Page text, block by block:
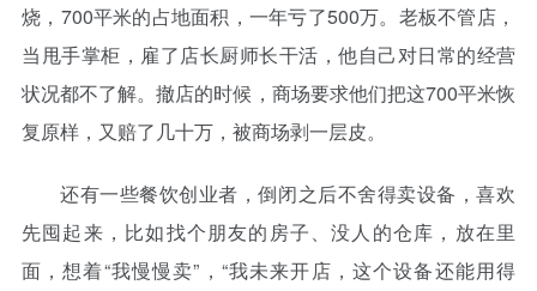
烧，700平米的占地面积，一年亏了500万。老板不管店，
当甩手掌柜，雇了店长厨师长干活，他自己对日常的经营
状况都不了解。撤店的时候，商场要求他们把这700平米恢
复原样，又赔了几十万，被商场剥一层皮。
还有一些餐饮创业者，倒闭之后不舍得卖设备，喜欢
先囤起来，比如找个朋友的房子、没人的仓库，放在里
面，想着“我慢慢卖”，“我未来开店，这个设备还能用得